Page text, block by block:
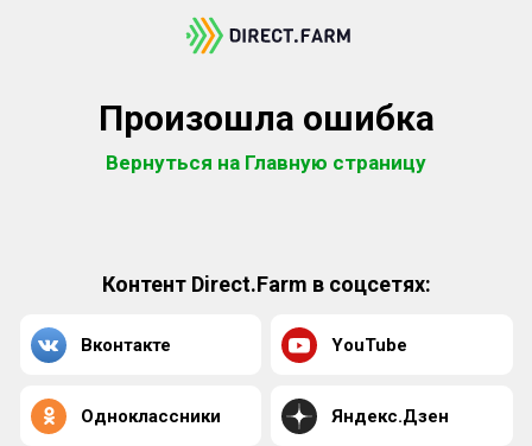
Произошла ошибка
Вернуться на Главную страницу
Контент Direct.Farm в соцсетях:
Вконтакте YouTube
Одноклассники Яндекс.Дзен